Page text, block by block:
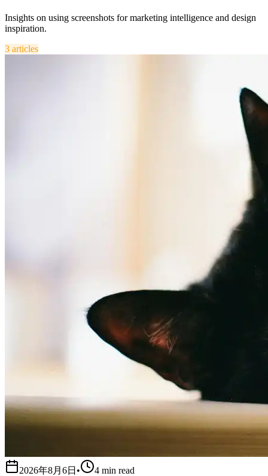
Insights on using screenshots for marketing intelligence and design
inspiration.
3 articles
2026年8月6日 • 4 min read